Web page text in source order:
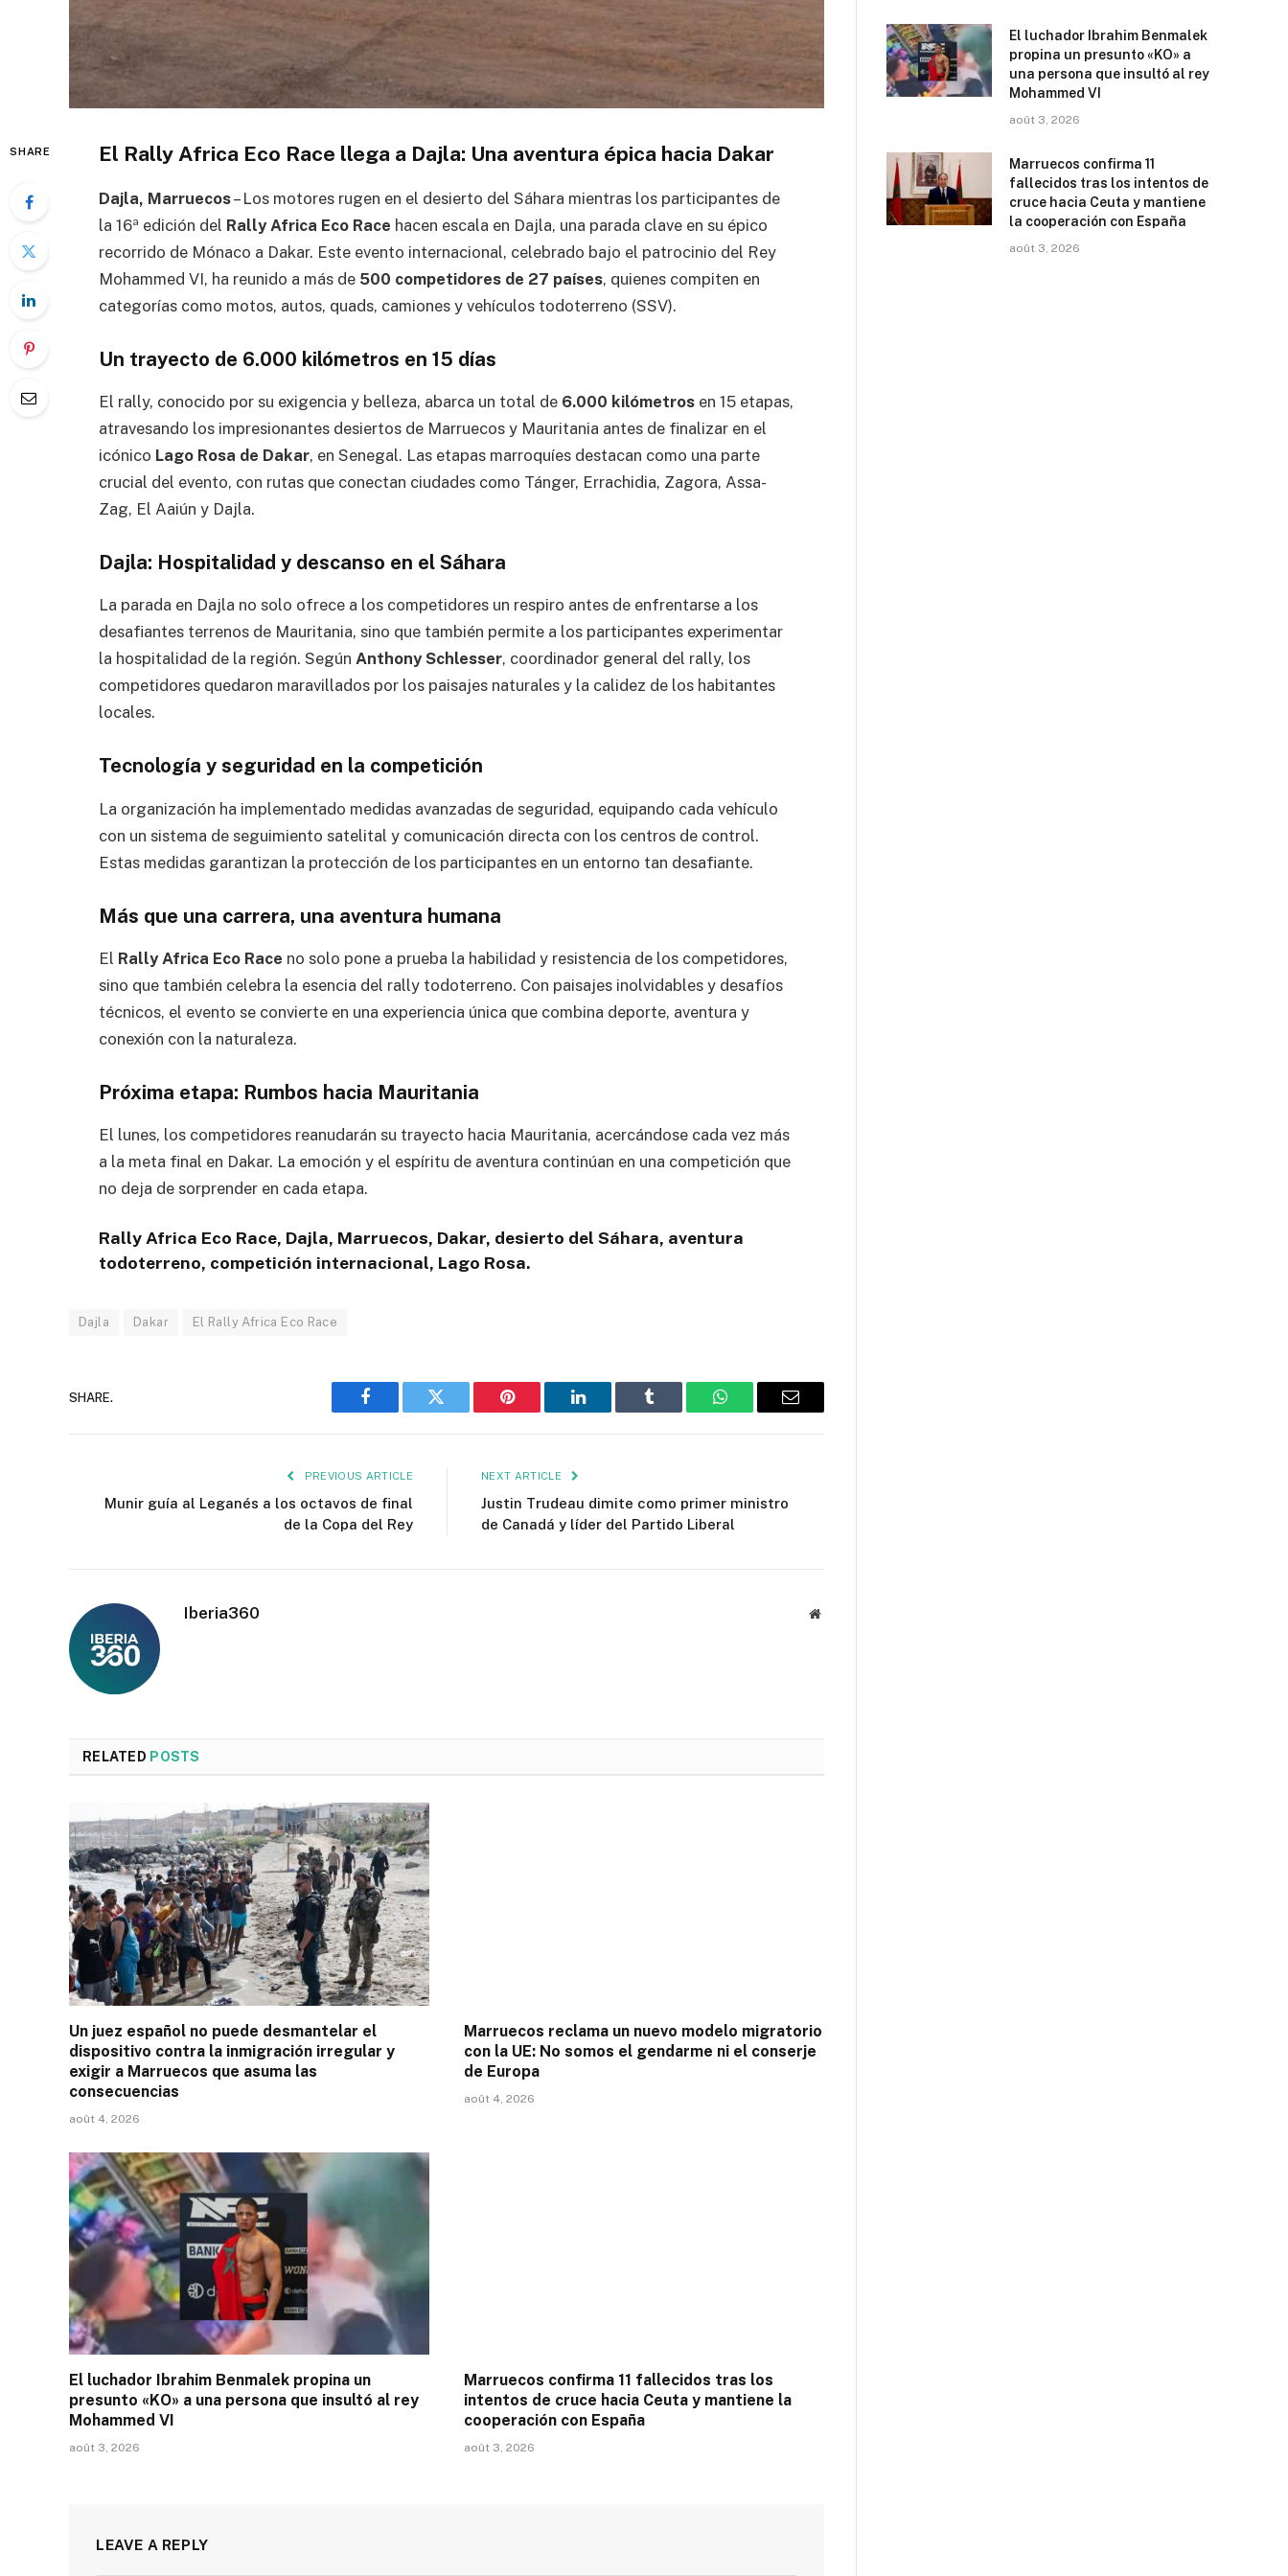
SHARE El Rally Africa Eco Race llega a Dajla: Una aventura épica hacia Dakar
Dajla, Marruecos– Los motores rugen en el desierto del Sáhara mientras los participantes de
la 16ª edición del Rally Africa Eco Race hacen escala en Dajla, una parada clave en su épico
recorrido de Mónaco a Dakar. Este evento internacional, celebrado bajo el patrocinio del Rey
Mohammed VI, ha reunido a más de 500 competidores de 27 países, quienes compiten en
categorías como motos, autos, quads, camiones y vehículos todoterreno (SSV).
Un trayecto de 6.000 kilómetros en 15 días
El rally, conocido por su exigencia y belleza, abarca un total de 6.000 kilómetros en 15 etapas,
atravesando los impresionantes desiertos de Marruecos y Mauritania antes de finalizar en el
icónico Lago Rosa de Dakar, en Senegal. Las etapas marroquíes destacan como una parte
crucial del evento, con rutas que conectan ciudades como Tánger, Errachidia, Zagora, Assa-
Zag, El Aaiún y Dajla.
Dajla: Hospitalidad y descanso en el Sáhara
La parada en Dajla no solo ofrece a los competidores un respiro antes de enfrentarse a los
desafiantes terrenos de Mauritania, sino que también permite a los participantes experimentar
la hospitalidad de la región. Según Anthony Schlesser, coordinador general del rally, los
competidores quedaron maravillados por los paisajes naturales y la calidez de los habitantes
locales.
Tecnología y seguridad en la competición
La organización ha implementado medidas avanzadas de seguridad, equipando cada vehículo
con un sistema de seguimiento satelital y comunicación directa con los centros de control.
Estas medidas garantizan la protección de los participantes en un entorno tan desafiante.
Más que una carrera, una aventura humana
El Rally Africa Eco Race no solo pone a prueba la habilidad y resistencia de los competidores,
sino que también celebra la esencia del rally todoterreno. Con paisajes inolvidables y desafíos
técnicos, el evento se convierte en una experiencia única que combina deporte, aventura y
conexión con la naturaleza.
Próxima etapa: Rumbos hacia Mauritania
El lunes, los competidores reanudarán su trayecto hacia Mauritania, acercándose cada vez más
a la meta final en Dakar. La emoción y el espíritu de aventura continúan en una competición que
no deja de sorprender en cada etapa.
Rally Africa Eco Race, Dajla, Marruecos, Dakar, desierto del Sáhara, aventura
todoterreno, competición internacional, Lago Rosa.
Dajla Dakar El Rally Africa Eco Race
SHARE.
Facebook Twitter Pinterest LinkedIn Tumblr WhatsAppEmail
PREVIOUS ARTICLE
Munir guía al Leganés a los octavos de final
de la Copa del Rey
NEXT ARTICLE
Justin Trudeau dimite como primer ministro
de Canadá y líder del Partido Liberal
Iberia360 Website
RELATED POSTS
Un juez español no puede desmantelar el
dispositivo contra la inmigración irregular y
exigir a Marruecos que asuma las
consecuencias
août 4, 2026
Marruecos reclama un nuevo modelo migratorio
con la UE: No somos el gendarme ni el conserje
de Europa
août 4, 2026
El luchador Ibrahim Benmalek propina un
presunto «KO» a una persona que insultó al rey
Mohammed VI
août 3, 2026
Marruecos confirma 11 fallecidos tras los
intentos de cruce hacia Ceuta y mantiene la
cooperación con España
août 3, 2026
LEAVE A REPLY
El luchador Ibrahim Benmalek
propina un presunto «KO» a
una persona que insultó al rey
Mohammed VI
août 3, 2026
Marruecos confirma 11
fallecidos tras los intentos de
cruce hacia Ceuta y mantiene
la cooperación con España
août 3, 2026